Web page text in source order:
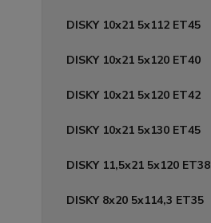
DISKY 10x21 5x112 ET45
DISKY 10x21 5x120 ET40
DISKY 10x21 5x120 ET42
DISKY 10x21 5x130 ET45
DISKY 11,5x21 5x120 ET38
DISKY 8x20 5x114,3 ET35